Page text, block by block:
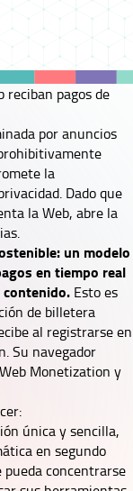
pagos de
por anuncios
la
Dado que
la Web, abre la
un modelo
en tiempo real
Esto es
de billetera
al registrarse en
Su navegador
Monetization y
única y sencilla,
en segundo
concentrarse